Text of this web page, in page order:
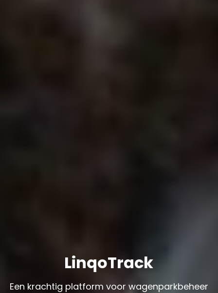
LinqoTrack
Een krachtig platform voor wagenparkbeheer